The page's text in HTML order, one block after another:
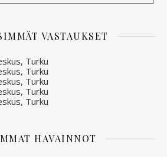
VASTAUKSET
Turku
Turku
Turku
Turku
Turku
HAVAINNOT